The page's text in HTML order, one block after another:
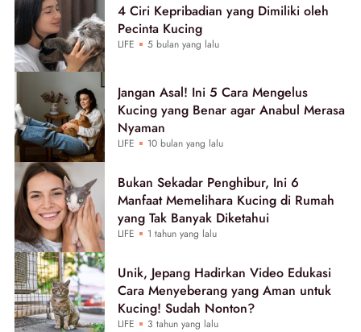
4 Ciri Kepribadian yang Dimiliki oleh
Pecinta Kucing
LIFE 5 bulan yang lalu
Jangan Asal! Ini 5 Cara Mengelus
Kucing yang Benar agar Anabul Merasa
Nyaman
LIFE 10 bulan yang lalu
Bukan Sekadar Penghibur, Ini 6
Manfaat Memelihara Kucing di Rumah
yang Tak Banyak Diketahui
LIFE 1 tahun yang lalu
Unik, Jepang Hadirkan Video Edukasi
Cara Menyeberang yang Aman untuk
Kucing! Sudah Nonton?
LIFE 3 tahun yang lalu